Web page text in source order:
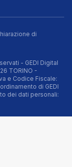
di
- GEDI Digital
TORINO -
e Codice Fiscale:
di GEDI
dei dati personali: